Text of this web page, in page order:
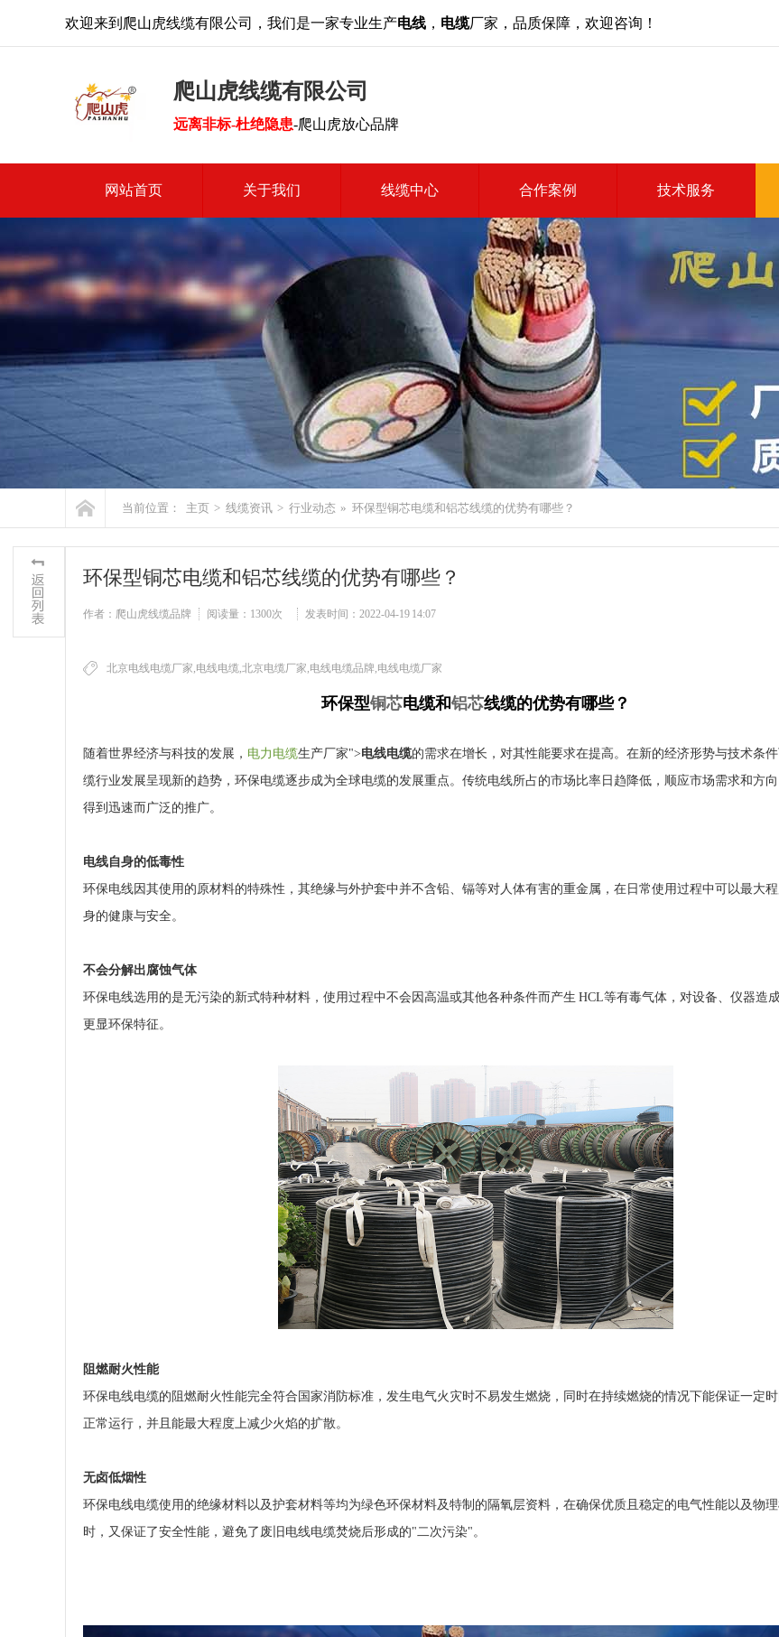
欢迎来到爬山虎线缆有限公司，我们是一家专业生产电线 ， 电缆厂家，品质保障，欢迎咨询！
爬山虎线缆有限公司
远离非标-杜绝隐患-爬山虎放心品牌
网站首页 关于我们 线缆中心 合作案例 技术服务
当前位置： 主页 > 线缆资讯 > 行业动态 » 环保型铜芯电缆和铝芯线缆的优势有哪些？
环保型铜芯电缆和铝芯线缆的优势有哪些？
作者：爬山虎线缆品牌 阅读量： 1300次 发表时间：2022-04-19 14:07
北京电线电缆厂家,电线电缆,北京电缆厂家,电线电缆品牌,电线电缆厂家
环保型铜芯电缆和铝芯线缆的优势有哪些？
随着世界经济与科技的发展， 电力电缆生产厂家">电线电缆的需求在增长，对其性能要求在提高。在新的经济形势与技术条
缆行业发展呈现新的趋势，环保电缆逐步成为全球电缆的发展重点。传统电线所占的市场比率日趋降低，顺应市场需求和方
得到迅速而广泛的推广。
电线自身的低毒性
环保电线因其使用的原材料的特殊性，其绝缘与外护套中并不含铅、镉等对人体有害的重金属，在日常使用过程中可以最大
身的健康与安全。
不会分解出腐蚀气体
环保电线选用的是无污染的新式特种材料，使用过程中不会因高温或其他各种条件而产生 HCL等有毒气体，对设备、仪器造
更显环保特征。
阻燃耐火性能
环保电线电缆的阻燃耐火性能完全符合国家消防标准，发生电气火灾时不易发生燃烧，同时在持续燃烧的情况下能保证一定
正常运行，并且能最大程度上减少火焰的扩散。
无卤低烟性
环保电线电缆使用的绝缘材料以及护套材料等均为绿色环保材料及特制的隔氧层资料，在确保优质且稳定的电气性能以及物
时，又保证了安全性能，避免了废旧电线电缆焚烧后形成的"二次污染"。